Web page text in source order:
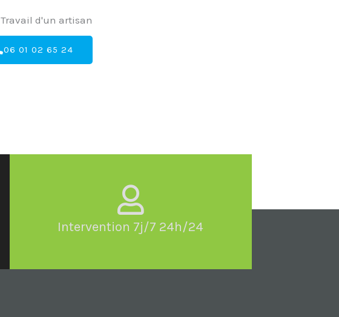
Travail d'un artisan
06 01 02 65 24
Intervention 7j/7 24h/24